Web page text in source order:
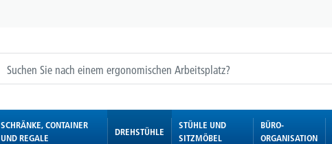
SCHRÄNKE, CONTAINER
UND REGALE
DREHSTÜHLE
STÜHLE UND
SITZMÖBEL
BÜRO-
ORGANISATION